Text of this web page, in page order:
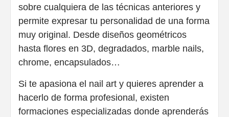
sobre cualquiera de las técnicas anteriores y
permite expresar tu personalidad de una forma
muy original. Desde diseños geométricos
hasta flores en 3D, degradados, marble nails,
chrome, encapsulados…
Si te apasiona el nail art y quieres aprender a
hacerlo de forma profesional, existen
formaciones especializadas donde aprenderás